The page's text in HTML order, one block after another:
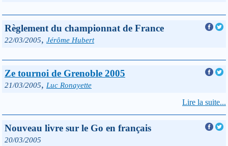
Règlement du championnat de France
22/03/2005, Jérôme Hubert
Ze tournoi de Grenoble 2005
21/03/2005, Luc Ronayette
Lire la suite...
Nouveau livre sur le Go en français
20/03/2005